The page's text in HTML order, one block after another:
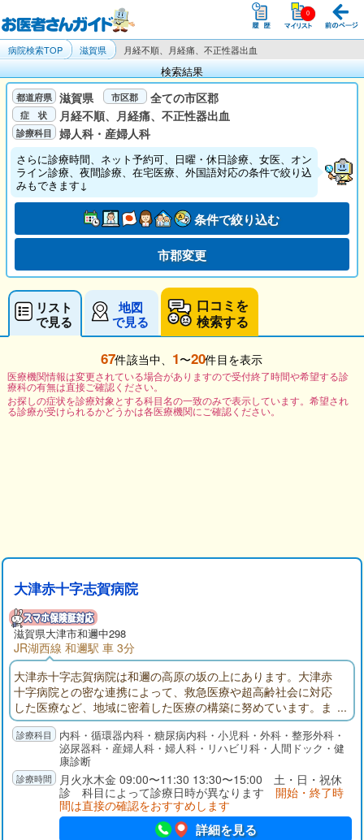
病院検索TOP 滋賀県 月経不順、月経痛、不正性器出血
検索結果
滋賀県
全ての市区郡
月経不順、月経痛、不正性器出血
婦人科・産婦人科
さらに診療時間、ネット予約可、日曜・休日診療、女医、オン
ライン診療、夜間診療、在宅医療、外国語対応の条件で絞り込
みもできます↓
条件で絞り込む
市郡変更
リスト
で見る
地図
で見る
口コミを
検索する
67件該当中、 1〜20件目を表示
医療機関情報は変更されている場合がありますので受付終了時間や希望する診
療科の有無は直接ご確認ください。
お探しの症状を診療対象とする科目名の一致のみで表示しています。希望され
る診療が受けられるかどうかは各医療機関にご確認ください。
大津赤十字志賀病院
滋賀県大津市和邇中298
JR湖西線 和邇駅 車 3分
大津赤十字志賀病院は和邇の高原の坂の上にあります。大津赤
十字病院との密な連携によって、救急医療や超高齢社会に対応
した医療など、地域に密着した医療の構築に努めています。ま
た、地域の皆さんの健康増進と病気の早期発見などの予防医学
を推し進め、早期治療に寄与するとともに、療養型病床と地域
包括ケア病床を設けることで、命を尊び、心のケアまでを考え
た生涯医療と生涯看護の提供に努めています。
内科・循環器内科・糖尿病内科・小児科・外科・整形外科・
泌尿器科・産婦人科・婦人科・リハビリ科・人間ドック・健
康診断
月火水木金 09:00〜11:30 13:30〜15:00 土・日・祝休
診 科目によって診療日時が異なります 開始・終了時
間は直接の確認をおすすめします
詳細を見る